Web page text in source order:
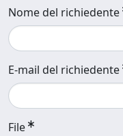
Nome del richiedente
E-mail del richiedente
File